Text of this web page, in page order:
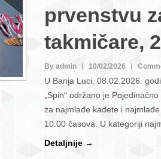
prvenstvu
takmičare,
By admin 10/02/2026
U Banja Luci, 08.02.2026.
„Spin“ održano je
za najmlađe kadete i
10.00 časova. U kategoriji
Detaljnije →